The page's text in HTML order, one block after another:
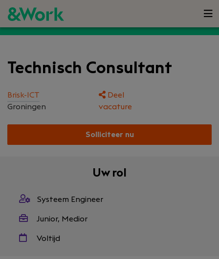
Technisch Consultant
Brisk-ICT
Groningen
Deel
vacature
Solliciteer nu
Uw rol
Systeem Engineer
Junior, Medior
Voltijd